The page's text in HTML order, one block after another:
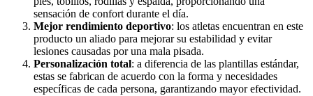
sensación de confort durante el día.
Mejor rendimiento deportivo: los atletas encuentran en este
producto un aliado para mejorar su estabilidad y evitar
lesiones causadas por una mala pisada.
Personalización total: a diferencia de las plantillas estándar,
estas se fabrican de acuerdo con la forma y necesidades
específicas de cada persona, garantizando mayor efectividad.